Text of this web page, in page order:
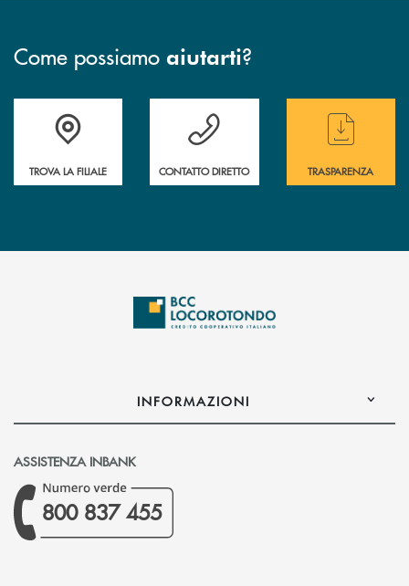
Come possiamo aiutarti?
Accedi all' elenco completo delle filiali
TROVA LA FILIALE
Hai bisogno di assistenza immediata ?
CONTATTO DIRETTO
Hai bisogno di
TRASPARENZA
INFORMAZIONI
ASSISTENZA INBANK
800 837 455